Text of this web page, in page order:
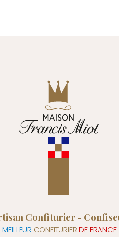
Confiturier -
MEILLEUR CONFITURIER DE FRANCE